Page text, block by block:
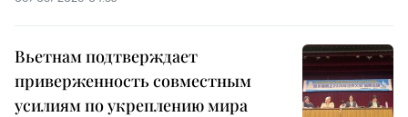
Вьетнам подтверждает
приверженность совместным
усилиям по укреплению мира